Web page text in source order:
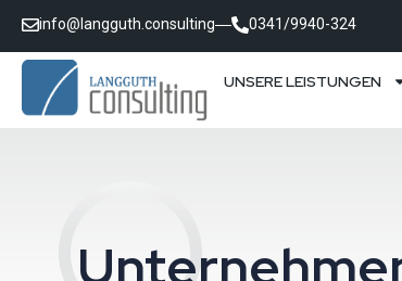
info@langguth.consulting 0341/9940-324
UNSERE LEISTUNGEN